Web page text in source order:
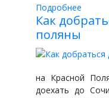
Подробнее
Как
поляны
на Красной
доехать до